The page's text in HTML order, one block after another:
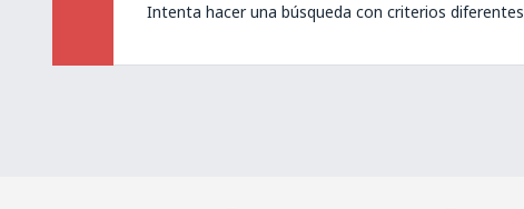
Intenta hacer una búsqueda con criterios diferentes